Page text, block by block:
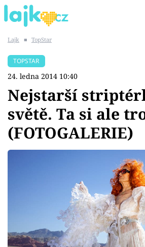
SHOPAHOLICADEL
Témata
Showbyznys
Sex a vztahy
Lajk ■ TopStar
TOPSTAR
24. ledna 2014 10:40
Nejstarší
světě. Ta si ale
(FOTOGALERIE)